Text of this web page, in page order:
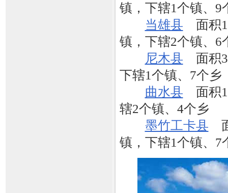
镇，下辖1个镇、9
当雄县 面积
镇，下辖2个镇、6
尼木县 面积
下辖1个镇、7个乡
曲水县 面积
辖2个镇、4个乡
墨竹工卡县
镇，下辖1个镇、7